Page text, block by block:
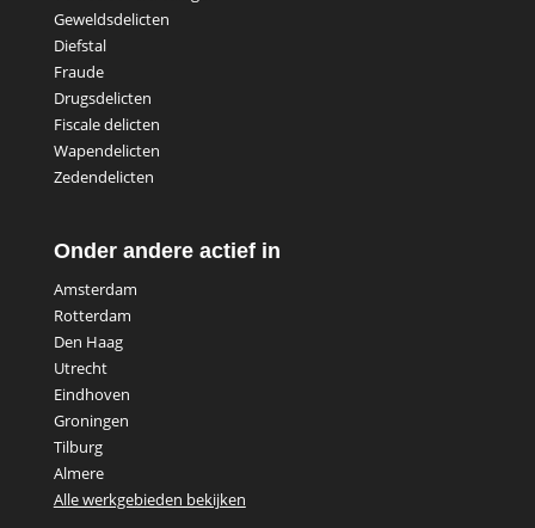
Geweldsdelicten
Diefstal
Fraude
Drugsdelicten
Fiscale delicten
Wapendelicten
Zedendelicten
Onder andere actief in
Amsterdam
Rotterdam
Den Haag
Utrecht
Eindhoven
Groningen
Tilburg
Almere
Alle werkgebieden bekijken